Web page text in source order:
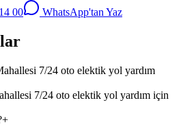
00 WhatsApp'tan Yaz
7/24 oto elektik yol yardım
7/24 oto elektik yol yardım için
+